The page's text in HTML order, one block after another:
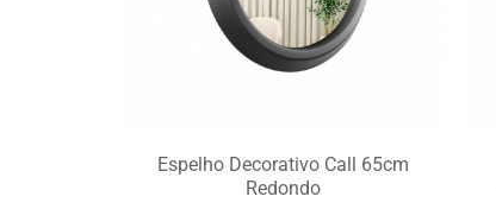
Espelho Decorativo Call 65cm
Redondo